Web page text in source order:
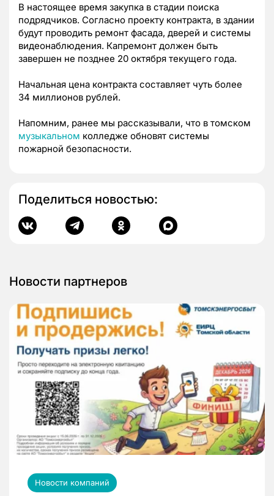
В настоящее время закупка в стадии поиска
подрядчиков. Согласно проекту контракта, в здании
будут проводить ремонт фасада, дверей и системы
видеонаблюдения. Капремонт должен быть
завершен не позднее 20 октября текущего года.
Начальная цена контракта составляет чуть более
34 миллионов рублей.
Напомним, ранее мы рассказывали, что в томском
музыкальном колледже обновят системы
пожарной безопасности.
Поделиться новостью:
Новости партнеров
Новости компаний